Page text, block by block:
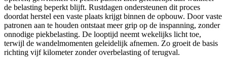
de belasting beperkt blijft. Rustdagen ondersteunen dit proces
doordat herstel een vaste plaats krijgt binnen de opbouw. Door vaste
patronen aan te houden ontstaat meer grip op de inspanning, zonder
onnodige piekbelasting. De looptijd neemt wekelijks licht toe,
terwijl de wandelmomenten geleidelijk afnemen. Zo groeit de basis
richting vijf kilometer zonder overbelasting of terugval.